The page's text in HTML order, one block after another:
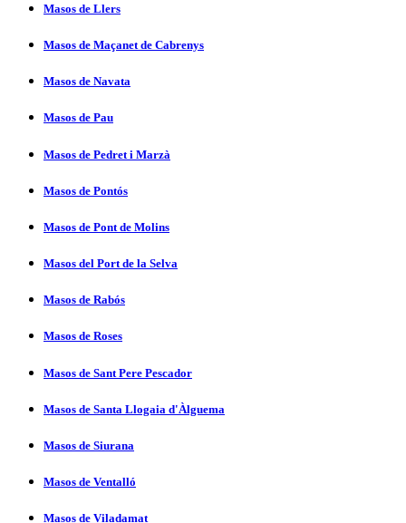
Masos de Llers
Masos de Maçanet de Cabrenys
Masos de Navata
Masos de Pau
Masos de Pedret i Marzà
Masos de Pontós
Masos de Pont de Molins
Masos del Port de la Selva
Masos de Rabós
Masos de Roses
Masos de Sant Pere Pescador
Masos de Santa Llogaia d'Àlguema
Masos de Siurana
Masos de Ventalló
Masos de Viladamat